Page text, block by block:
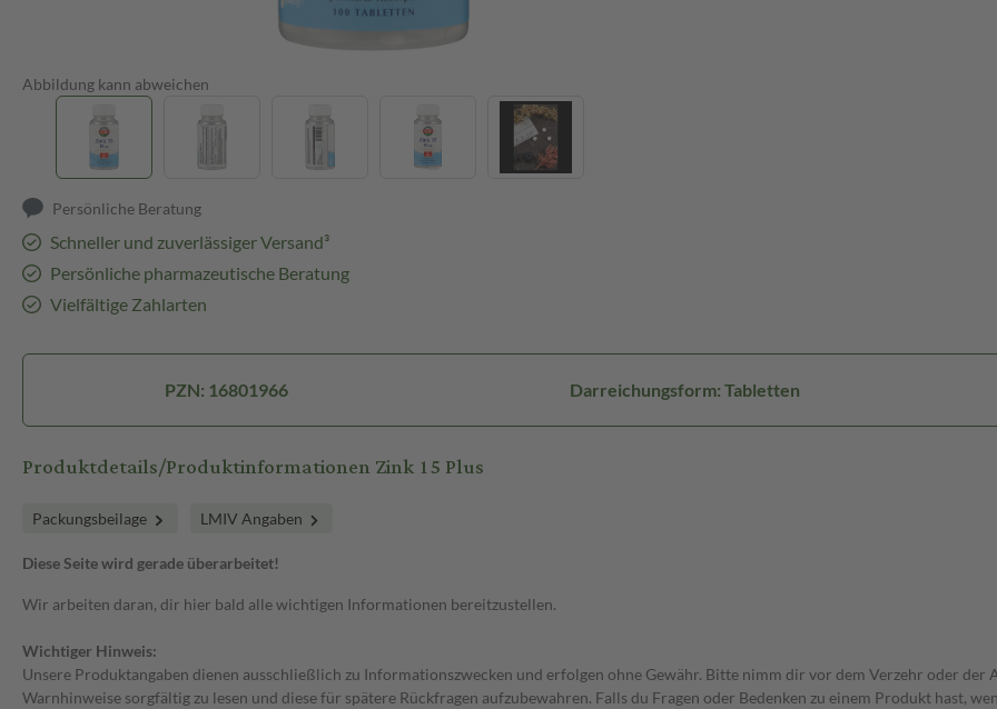
Abbildung kann abweichen
Persönliche Beratung
Schneller und zuverlässiger Versand³
Persönliche pharmazeutische Beratung
Vielfältige Zahlarten
PZN: 16801966 Darreichungsform: Tabletten
Produktdetails/Produktinformationen Zink 15 Plus
Packungsbeilage LMIV Angaben
Diese Seite wird gerade überarbeitet!
Wir arbeiten daran, dir hier bald alle wichtigen Informationen bereitzustellen.
Wichtiger Hinweis:
Unsere Produktangaben dienen ausschließlich zu Informationszwecken und erfolgen ohne Gewähr. Bitte nimm dir vor dem Verzehr oder
Warnhinweise sorgfältig zu lesen und diese für spätere Rückfragen aufzubewahren. Falls du Fragen oder Bedenken zu einem Produkt hast,